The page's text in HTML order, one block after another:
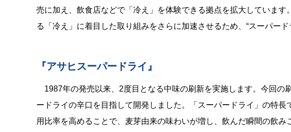
売に加え、飲食店などで「冷え」を体験できる拠点を拡大しています
る「冷え」に着目した取り組みをさらに加速させるため、“スーパー
『アサヒスーパードライ』
1987年の発売以来、2度目となる中味の刷新を実施します。今回の
ードライの辛口を目指して開発しました。「スーパードライ」の特長
用比率を高めることで、麦芽由来の味わいが増し、飲んだ瞬間の飲